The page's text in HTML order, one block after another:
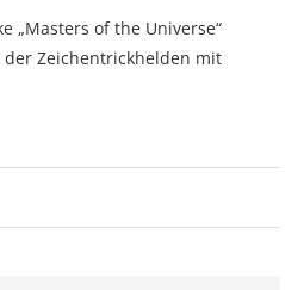
„Masters of the Universe“
Zeichentrickhelden mit